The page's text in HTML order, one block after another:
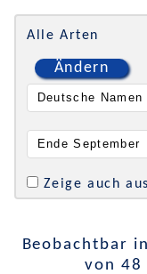
Alle Arten
Ändern
Zeige auch
Beobachtbar
von 48